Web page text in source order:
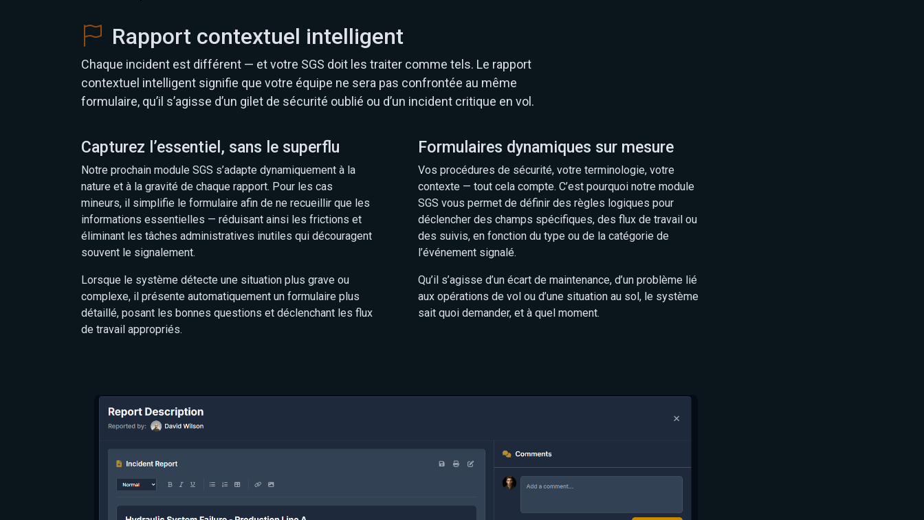
Rapport contextuel intelligent
Chaque incident est différent — et votre SGS doit les traiter comme tels. Le rapport
contextuel intelligent signifie que votre équipe ne sera pas confrontée au même
formulaire, qu’il s’agisse d’un gilet de sécurité oublié ou d’un incident critique en vol.
Capturez l’essentiel, sans le superflu
Notre prochain module SGS s’adapte dynamiquement à la
nature et à la gravité de chaque rapport. Pour les cas
mineurs, il simplifie le formulaire afin de ne recueillir que les
informations essentielles — réduisant ainsi les frictions et
éliminant les tâches administratives inutiles qui découragent
souvent le signalement.
Lorsque le système détecte une situation plus grave ou
complexe, il présente automatiquement un formulaire plus
détaillé, posant les bonnes questions et déclenchant les flux
de travail appropriés.
Formulaires dynamiques sur mesure
Vos procédures de sécurité, votre terminologie, votre
contexte — tout cela compte. C’est pourquoi notre module
SGS vous permet de définir des règles logiques pour
déclencher des champs spécifiques, des flux de travail ou
des suivis, en fonction du type ou de la catégorie de
l’événement signalé.
Qu’il s’agisse d’un écart de maintenance, d’un problème lié
aux opérations de vol ou d’une situation au sol, le système
sait quoi demander, et à quel moment.